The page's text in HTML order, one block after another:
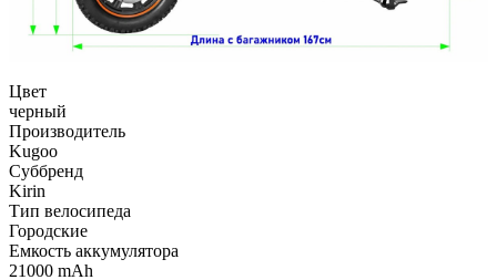
Цвет
черный
Производитель
Kugoo
Суббренд
Kirin
Тип велосипеда
Городские
Емкость аккумулятора
21000 mAh